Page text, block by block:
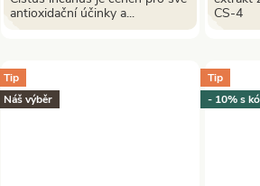
antioxidační účinky a...
CS-4
Tip
Náš výběr
Tip
- 10% s